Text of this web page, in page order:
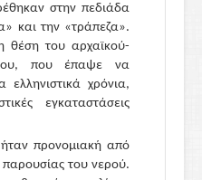
στην πεδιάδα
και την «τράπεζα».
θέση του αρχαϊκού-
που έπαψε να
ελληνιστικά χρόνια,
εγκαταστάσεις
προνομιακή από
του νερού.